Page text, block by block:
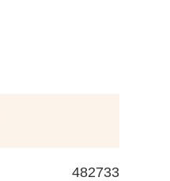
482733